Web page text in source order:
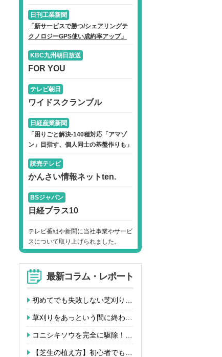
日刊工業新聞
「新サービスで勝つ/シェアリングテ
クノロジーGPS使い成約率アップ」
KBC九州朝日放送
FOR YOU
テレビ朝日
ワイドスクランブル
日経産業新聞
「困りごと解決-140種対応「アマゾ
ン」目指す、個人同士の基盤作りも」
読売テレビ
かんさい情報ネットten.
BSジャパン
日経プラス10
テレビ番組や新聞に当社事業やサービ
スについて取り上げられました。
最新コラム・レポート
初めてでも失敗しない芝刈り…
草刈りをあっという間に終わ…
コニシキソウを完全に駆除！…
【芝生の植え方】初心者でも…